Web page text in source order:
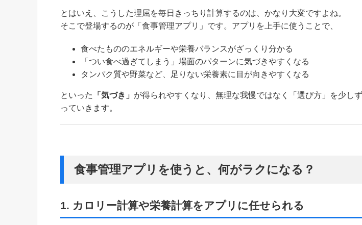
とはいえ、こうした理屈を毎日きっちり計算するのは、かなり大変ですよね。
そこで登場するのが「食事管理アプリ」です。アプリを上手に使うことで、
食べたもののエネルギーや栄養バランスがざっくり分かる
「つい食べ過ぎてしまう」場面のパターンに気づきやすくなる
タンパク質や野菜など、足りない栄養素に目が向きやすくなる
といった 「気づき」 が得られやすくなり、無理な我慢ではなく「選び方」を少し
っていきます。
食事管理アプリを使うと、何がラクになる？
1. カロリー計算や栄養計算をアプリに任せられる